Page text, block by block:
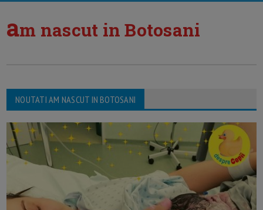
am nascut in Botosani
NOUTATI AM NASCUT IN BOTOSANI